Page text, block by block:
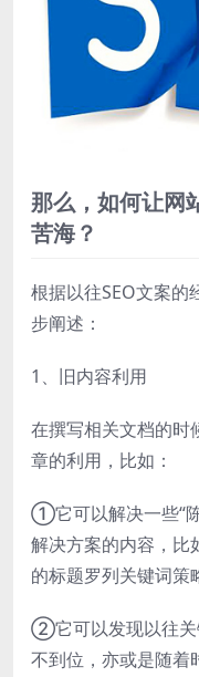
那么，如何让网
苦海？
根据以往SEO文案的
步阐述：
1、旧内容利用
在撰写相关文档的时
章的利用，比如：
①它可以解决一些“
解决方案的内容，比
的标题罗列关键词策
②它可以发现以往关
不到位，亦或是随着